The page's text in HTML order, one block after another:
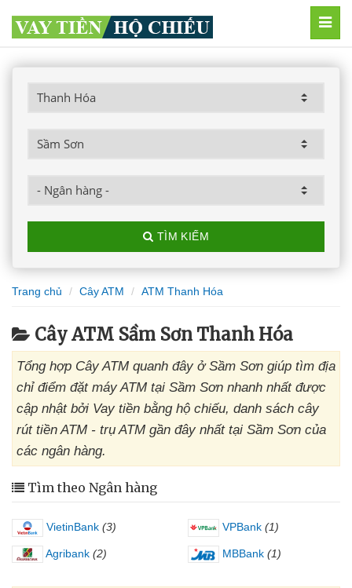
TÌM KIẾM
Trang chủ Cây ATM ATM Thanh Hóa
Cây ATM Sầm Sơn Thanh Hóa
Tổng hợp Cây ATM quanh đây ở Sầm Sơn giúp tìm địa
chỉ điểm đặt máy ATM tại Sầm Sơn nhanh nhất được
cập nhật bởi Vay tiền bằng hộ chiếu, danh sách cây
rút tiền ATM - trụ ATM gần đây nhất tại Sầm Sơn của
các ngân hàng.
Tìm theo Ngân hàng
VietinBank (3) VPBank (1)
Agribank (2) MBBank (1)